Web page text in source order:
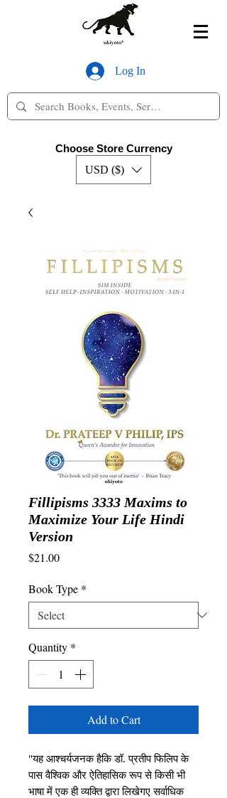
Log In
Choose Store Currency
USD ($)
Fillipisms 3333 Maxims to
Maximize Your Life Hindi
Version
$21.00Price
Book Type *
Quantity *
Add to Cart
"यह आश्चर्यजनक हैकि डॉ. प्रतीप फिलिप के
पास वैश्विक और ऐतिहासिक रूप से किसी भी
भाषा में एक ही व्यक्ति द्वारा लिखेगए सर्वाधिक